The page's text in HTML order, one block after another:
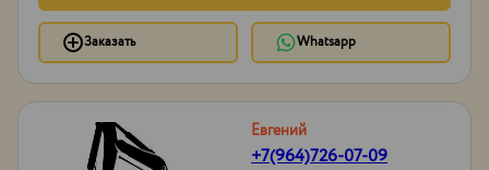
Заказать Whatsapp
Евгений
+7(964)726-07-09